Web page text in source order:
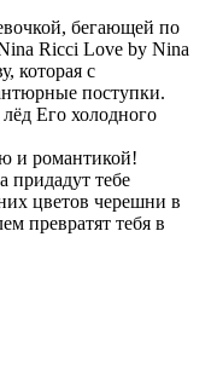
бегающей по
Ricci Love by Nina
которая с
поступки.
Его холодного
и романтикой!
придадут тебе
цветов черешни в
превратят тебя в